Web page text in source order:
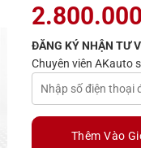
5.0trên 5
dựa trên
2.800.000
ĐĂNG KÝ NHẬN TƯ
Chuyên viên AKauto
Thêm Vào